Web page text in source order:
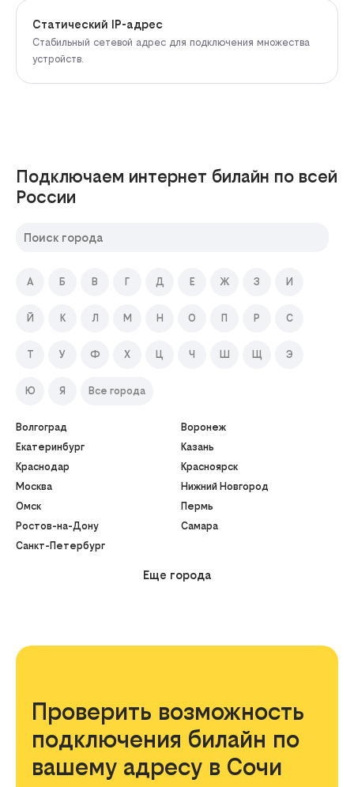
Статический IP-адрес
Стабильный сетевой адрес для подключения множества
устройств.
Подключаем интернет билайн по всей
России
А Б В Г Д Е Ж З И
Й К Л М Н О П Р С
Т У Ф Х Ц Ч Ш Щ Э
Ю Я Все города
Волгоград
Воронеж
Екатеринбург
Казань
Краснодар
Красноярск
Москва
Нижний Новгород
Омск
Пермь
Ростов-на-Дону
Самара
Санкт-Петербург
Еще города
Проверить возможность
подключения билайн по
вашему адресу в Сочи